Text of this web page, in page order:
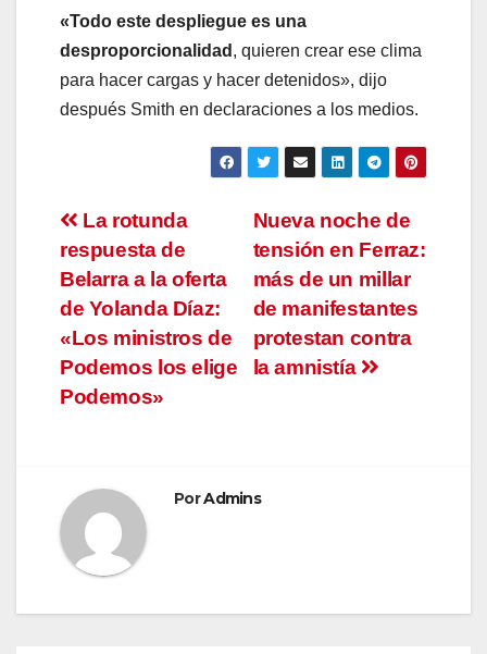
«Todo este despliegue es una
desproporcionalidad , quieren crear ese clima
para hacer cargas y hacer detenidos», dijo
después Smith en declaraciones a los medios.
Navegación
de
entradas
Nueva noche de
tensión en Ferraz:
más de un millar
de manifestantes
protestan contra
la amnistía
La rotunda
respuesta de
Belarra a la oferta
de Yolanda Díaz:
«Los ministros de
Podemos los elige
Podemos»
PorAdmins